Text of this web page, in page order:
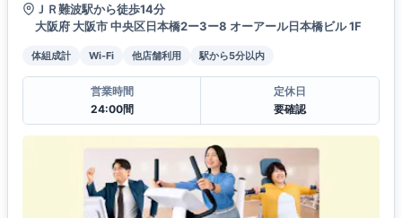
ＪＲ難波駅から徒歩14分
大阪府 大阪市 中央区日本橋2ー3ー8 オーアール日本橋ビル 1F
体組成計 Wi-Fi 他店舗利用 駅から5分以内
営業時間
24:00間
定休日
要確認